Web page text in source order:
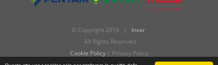
© Copyright 2016 | Invar
All Rights Reserved
Cookie Policy| Privacy Policy